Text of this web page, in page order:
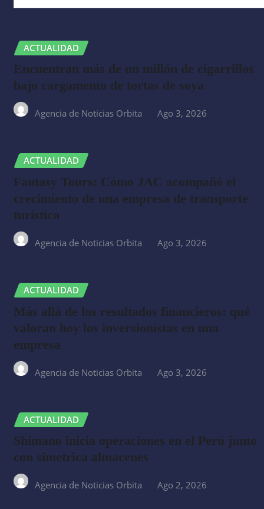
ACTUALIDAD
Encuentran más de un millón de cigarrillos
bajo cargamento de tortas de soya
Agencia de Noticias Orbita Ago 3, 2026
ACTUALIDAD
Fantasy Tours: Cómo JAC acompañó el
crecimiento de una empresa de transporte
turístico
Agencia de Noticias Orbita Ago 3, 2026
ACTUALIDAD
Más allá de los resultados financieros: qué
valoran hoy los inversionistas en una
empresa
Agencia de Noticias Orbita Ago 3, 2026
ACTUALIDAD
Shimano inicia operaciones en el Perú junto
con simetrica almacenes
Agencia de Noticias Orbita Ago 2, 2026